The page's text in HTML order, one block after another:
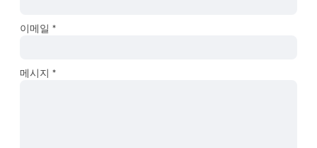
이메일*
메시지*